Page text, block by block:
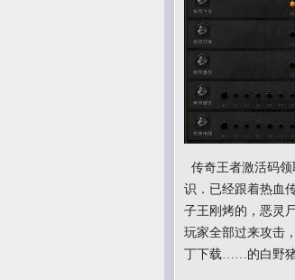
传奇王者激活码
识．已经跟着热血
子王刚烤的，恶灵
玩家全部过来攻击
丁下载……的白野猪